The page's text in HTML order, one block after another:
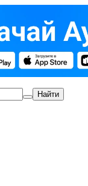
Найти